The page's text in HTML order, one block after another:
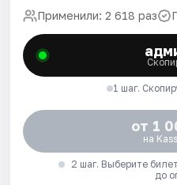
Применили: 2 618 раз
1 шаг.
от 1
на
2 шаг. Выберите
до